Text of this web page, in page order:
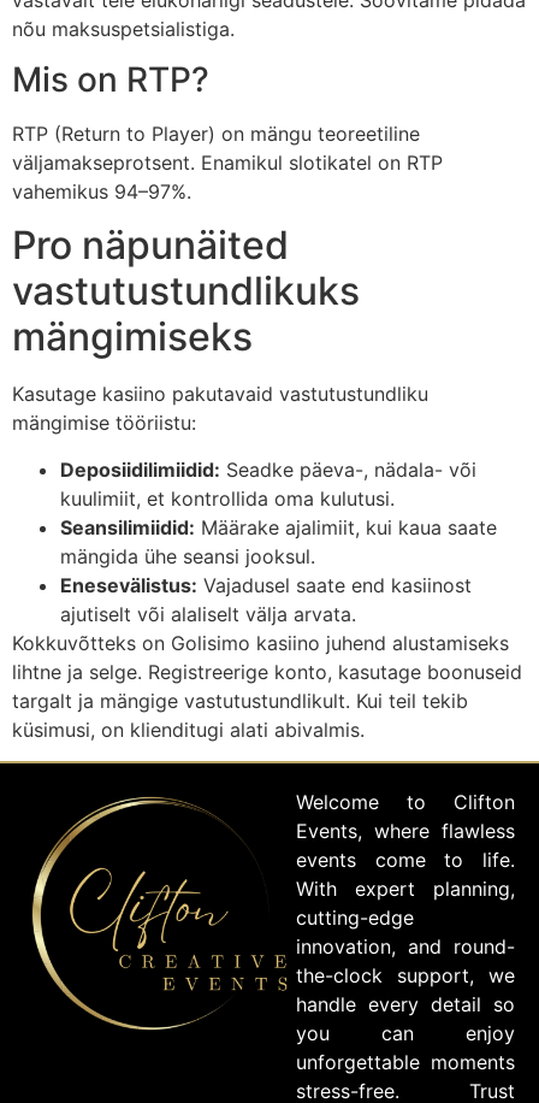
nõu maksuspetsialistiga.
Mis on RTP?
RTP (Return to Player) on mängu teoreetiline
väljamakseprotsent. Enamikul slotikatel on RTP
vahemikus 94–97%.
Pro näpunäited
vastutustundlikuks
mängimiseks
Kasutage kasiino pakutavaid vastutustundliku
mängimise tööriistu:
Deposiidilimiidid: Seadke päeva-, nädala- või
kuulimiit, et kontrollida oma kulutusi.
Seansilimiidid: Määrake ajalimiit, kui kaua saate
mängida ühe seansi jooksul.
Enesevälistus: Vajadusel saate end kasiinost
ajutiselt või alaliselt välja arvata.
Kokkuvõtteks on Golisimo kasiino juhend alustamiseks
lihtne ja selge. Registreerige konto, kasutage boonuseid
targalt ja mängige vastutustundlikult. Kui teil tekib
küsimusi, on klienditugi alati abivalmis.
Welcome to Clifton
Events, where flawless
events come to life.
With expert planning,
cutting-edge
innovation, and round-
the-clock support, we
handle every detail so
you can enjoy
unforgettable moments
stress-free. Trust